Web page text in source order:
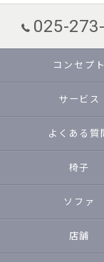
025-
コンセプト
サービス
よくある質
椅子
ソファ
店舗